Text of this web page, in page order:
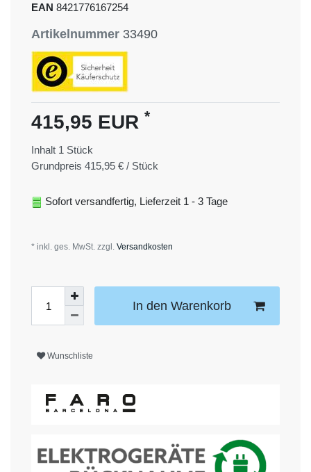
EAN 8421776167254
Artikelnummer 33490
415,95 EUR *
Inhalt 1 Stück
Grundpreis 415,95 € / Stück
Sofort versandfertig, Lieferzeit 1 - 3 Tage
* inkl. ges. MwSt. zzgl. Versandkosten
In den Warenkorb
Wunschliste